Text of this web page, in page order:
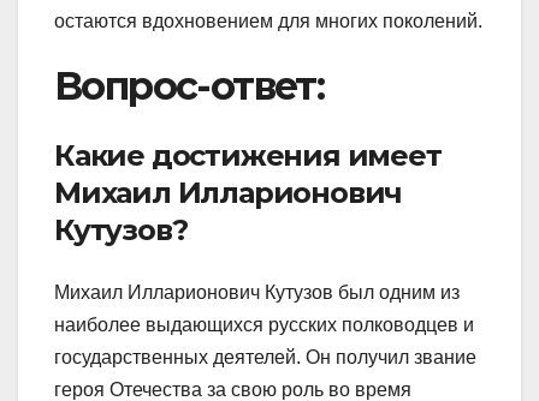
остаются вдохновением для многих поколений.
Вопрос-ответ:
Какие достижения имеет
Михаил Илларионович
Кутузов?
Михаил Илларионович Кутузов был одним из
наиболее выдающихся русских полководцев и
государственных деятелей. Он получил звание
героя Отечества за свою роль во время